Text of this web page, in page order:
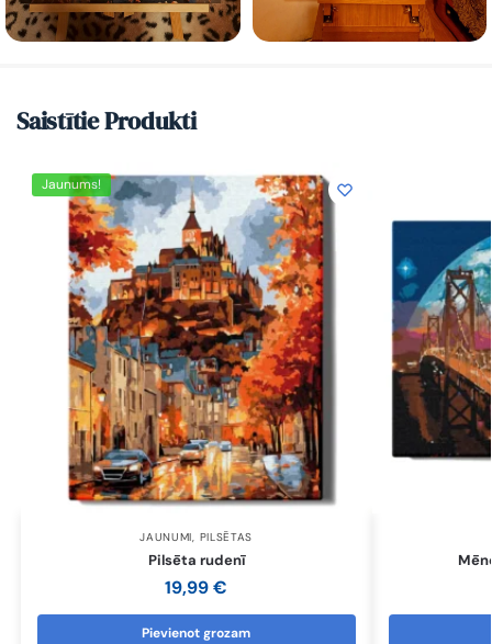
Saistītie Produkti
Jaunums!
JAUNUMI, PILSĒTAS
Pilsēta rudenī
19,99€
Pievienot grozam